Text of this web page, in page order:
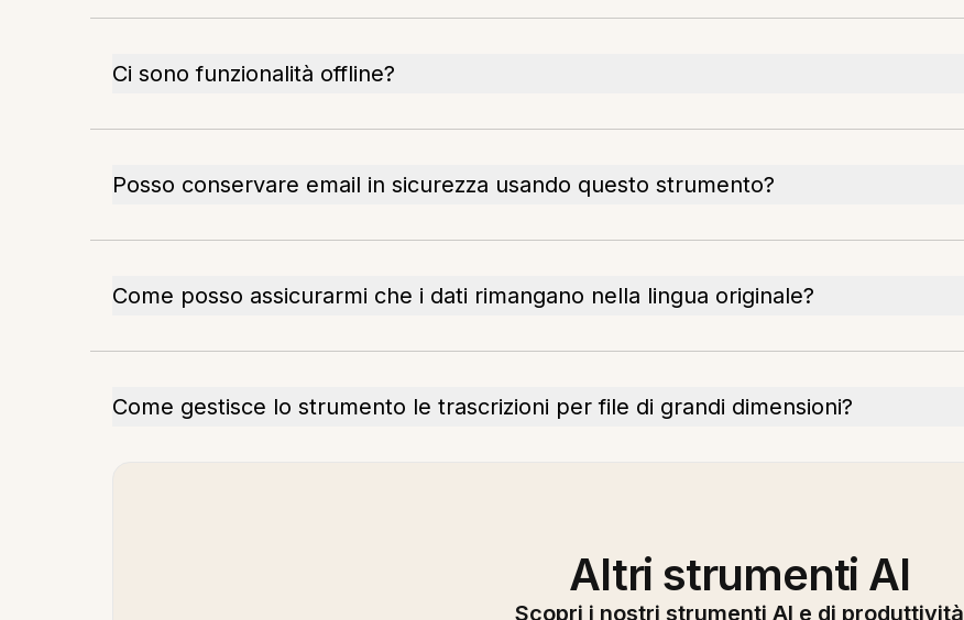
Ci sono funzionalità offline?
Posso conservare email in sicurezza usando questo strumento?
Come posso assicurarmi che i dati rimangano nella lingua originale?
Come gestisce lo strumento le trascrizioni per file di grandi dimensioni?
Altri strumenti AI
Scopri i nostri strumenti AI e di produttività